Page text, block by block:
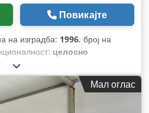
Повикајте
на изградба: 1996, број на
целосно
Мал оглас